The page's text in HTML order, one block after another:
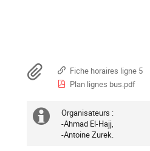
Documents
Fiche horaires ligne 5
Plan lignes bus.pdf
Information
Organisateurs :
-Ahmad El-Hajj,
-Antoine Zurek.